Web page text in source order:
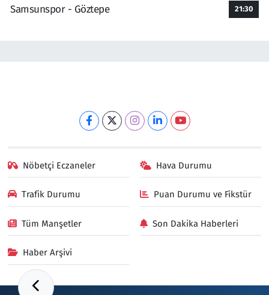
Samsunspor - Göztepe
21:30
Nöbetçi Eczaneler Hava Durumu
Trafik Durumu Puan Durumu ve Fikstür
Tüm Manşetler Son Dakika Haberleri
Haber Arşivi